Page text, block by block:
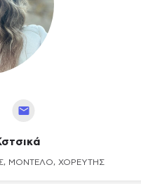
ΜΟΝΤΈΛΟ, ΧΟΡΕΥΤΉΣ